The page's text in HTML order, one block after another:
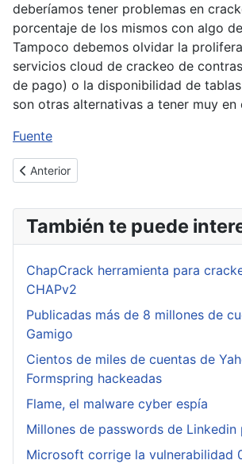
deberíamos tener problemas en
porcentaje de los mismos con algo
Tampoco debemos olvidar la
servicios cloud de crackeo de
de pago) o la disponibilidad de
son otras alternativas a tener muy en
Fuente
Artículo anterior: Que es InfiniBand?
Anterior
También te puede
ChapCrack herramienta para
CHAPv2
Publicadas más de 8 millones de
Gamigo
Cientos de miles de cuentas de
Formspring hackeadas
Flame, el malware cyber espía
Millones de passwords de Linkedin
Microsoft corrige la vulnerabilidad